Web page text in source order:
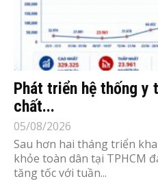
Phát triển hệ thống y
chất...
05/08/2026
Sau hơn hai tháng triển
khỏe toàn dân tại TPHCM
tăng tốc với tuần...